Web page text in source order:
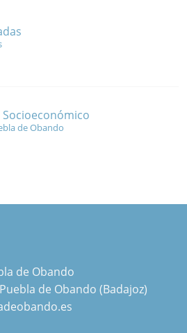
de Obando
de Obando
de Obando (Badajoz)